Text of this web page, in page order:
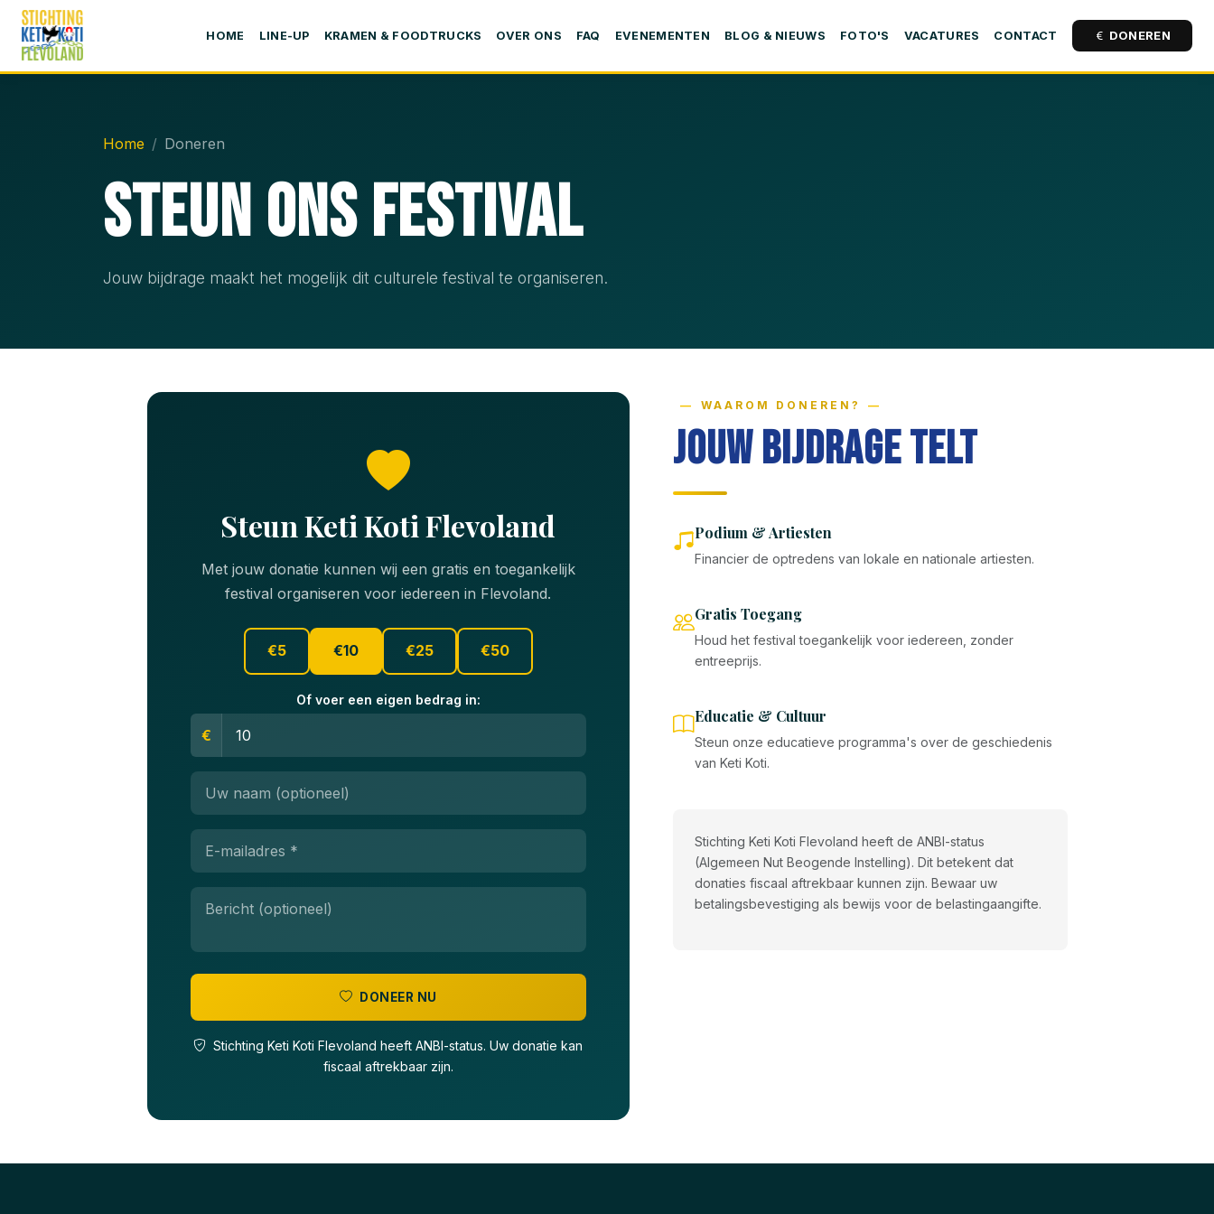
HOME LINE-UP KRAMEN & FOODTRUCKS OVER ONS FAQ EVENEMENTEN BLOG & NIEUWS FOTO'S VACATURES CONTACT DONEREN
Home Doneren
Steun Ons Festival
Jouw bijdrage maakt het mogelijk dit culturele festival te organiseren.
Steun Keti Koti Flevoland
Met jouw donatie kunnen wij een gratis en toegankelijk
festival organiseren voor iedereen in Flevoland.
€5 €10 €25 €50
Of voer een eigen bedrag in:
€
DONEER NU
Stichting Keti Koti Flevoland heeft ANBI-status. Uw donatie kan
fiscaal aftrekbaar zijn.
WAAROM DONEREN?
Jouw Bijdrage Telt
Podium & Artiesten
Financier de optredens van lokale en nationale artiesten.
Gratis Toegang
Houd het festival toegankelijk voor iedereen, zonder
entreeprijs.
Educatie & Cultuur
Steun onze educatieve programma's over de geschiedenis
van Keti Koti.
Stichting Keti Koti Flevoland heeft de ANBI-status
(Algemeen Nut Beogende Instelling). Dit betekent dat
donaties fiscaal aftrekbaar kunnen zijn. Bewaar uw
betalingsbevestiging als bewijs voor de belastingaangifte.